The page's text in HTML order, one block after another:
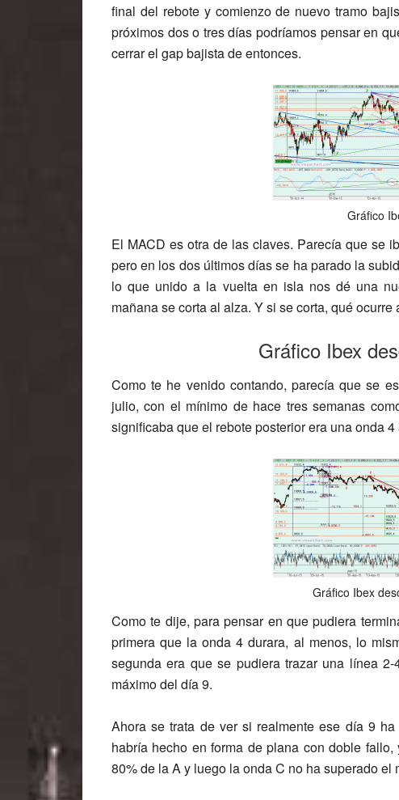
final del rebote y comienzo de nuevo tramo
próximos dos o tres días podríamos pensar en
cerrar el gap bajista de entonces.
Gráfico
El MACD es otra de las claves. Parecía que se
pero en los dos últimos días se ha parado la
lo que unido a la vuelta en isla nos dé una
mañana se corta al alza. Y si se corta, qué
Gráfico Ibex
Como te he venido contando, parecía que se
julio, con el mínimo de hace tres semanas
significaba que el rebote posterior era una onda
Gráfico Ibex
Como te dije, para pensar en que pudiera
primera que la onda 4 durara, al menos, lo
segunda era que se pudiera trazar una línea
máximo del día 9.
Ahora se trata de ver si realmente ese día 9
habría hecho en forma de plana con doble
80% de la A y luego la onda C no ha superado el